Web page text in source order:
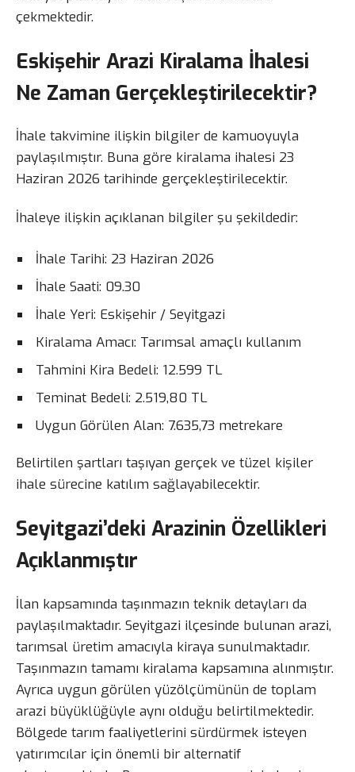
çekmektedir.
Eskişehir Arazi Kiralama İhalesi
Ne Zaman Gerçekleştirilecektir?
İhale takvimine ilişkin bilgiler de kamuoyuyla
paylaşılmıştır. Buna göre kiralama ihalesi 23
Haziran 2026 tarihinde gerçekleştirilecektir.
İhaleye ilişkin açıklanan bilgiler şu şekildedir:
İhale Tarihi: 23 Haziran 2026
İhale Saati: 09.30
İhale Yeri: Eskişehir / Seyitgazi
Kiralama Amacı: Tarımsal amaçlı kullanım
Tahmini Kira Bedeli: 12.599 TL
Teminat Bedeli: 2.519,80 TL
Uygun Görülen Alan: 7.635,73 metrekare
Belirtilen şartları taşıyan gerçek ve tüzel kişiler
ihale sürecine katılım sağlayabilecektir.
Seyitgazi’deki Arazinin Özellikleri
Açıklanmıştır
İlan kapsamında taşınmazın teknik detayları da
paylaşılmaktadır. Seyitgazi ilçesinde bulunan arazi,
tarımsal üretim amacıyla kiraya sunulmaktadır.
Taşınmazın tamamı kiralama kapsamına alınmıştır.
Ayrıca uygun görülen yüzölçümünün de toplam
arazi büyüklüğüyle aynı olduğu belirtilmektedir.
Bölgede tarım faaliyetlerini sürdürmek isteyen
yatırımcılar için önemli bir alternatif